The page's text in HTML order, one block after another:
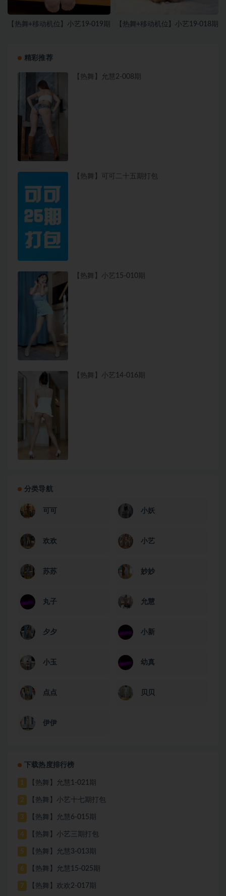
【热舞+移动机位】小艺19-019期 【热舞+移动机位】小艺19-018期
精彩推荐
【热舞】允慧2-008期
【热舞】可可二十五期打包
【热舞】小艺15-010期
【热舞】小艺14-016期
分类导航
可可 小妖
欢欢 小艺
苏苏 妙妙
丸子 允慧
夕夕 小新
小玉 幼真
点点 贝贝
伊伊
下载热度排行榜
1 【热舞】允慧1-021期
2 【热舞】小艺十七期打包
3 【热舞】允慧6-015期
4 【热舞】小艺三期打包
5 【热舞】允慧3-013期
6 【热舞】允慧15-025期
7 【热舞】欢欢2-017期